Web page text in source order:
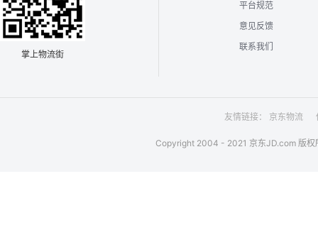
掌上物流街
平台规范
意见反馈
联系我们
友情链接： 京东物流
Copyright 2004 - 2021 京东JD.com 版